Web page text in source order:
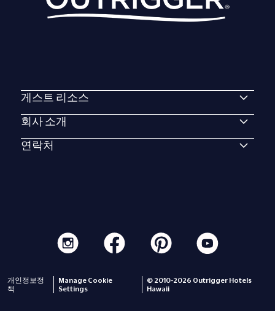
게스트 리소스
회사 소개
연락처
개인정보정
책
Manage Cookie
Settings
© 2010-2026 Outrigger Hotels
Hawaii